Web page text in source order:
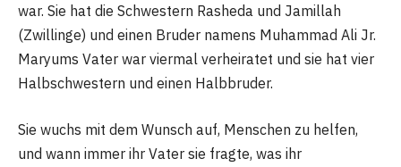
war. Sie hat die Schwestern Rasheda und Jamillah
(Zwillinge) und einen Bruder namens Muhammad Ali Jr.
Maryums Vater war viermal verheiratet und sie hat vier
Halbschwestern und einen Halbbruder.
Sie wuchs mit dem Wunsch auf, Menschen zu helfen,
und wann immer ihr Vater sie fragte, was ihr